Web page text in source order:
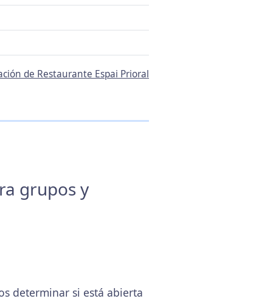
de Restaurante Espai Prioral
grupos y
determinar si está abierta